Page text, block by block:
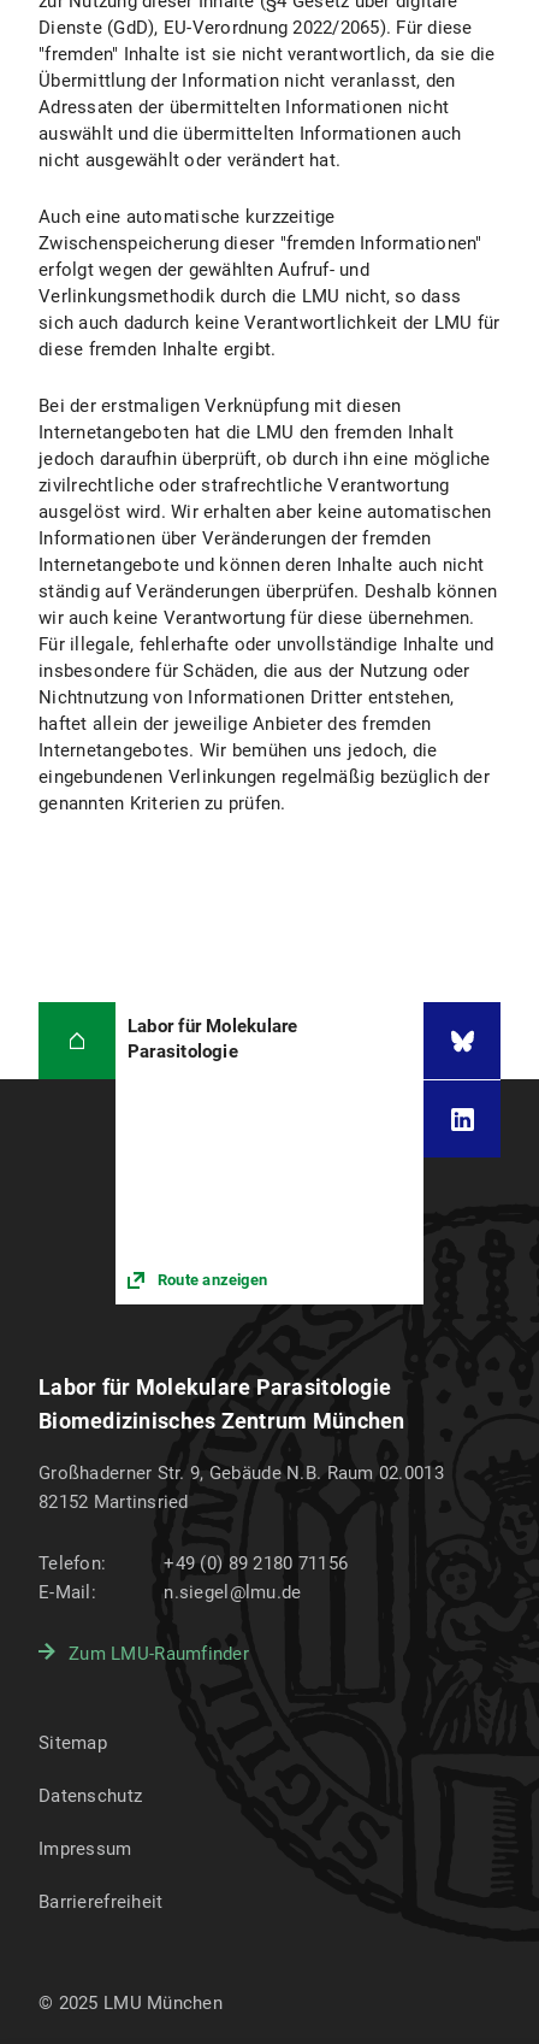
Dienste (GdD), EU-Verordnung 2022/2065). Für diese
"fremden" Inhalte ist sie nicht verantwortlich, da sie die
Übermittlung der Information nicht veranlasst, den
Adressaten der übermittelten Informationen nicht
auswählt und die übermittelten Informationen auch
nicht ausgewählt oder verändert hat.
Auch eine automatische kurzzeitige
Zwischenspeicherung dieser "fremden Informationen"
erfolgt wegen der gewählten Aufruf- und
Verlinkungsmethodik durch die LMU nicht, so dass
sich auch dadurch keine Verantwortlichkeit der LMU für
diese fremden Inhalte ergibt.
Bei der erstmaligen Verknüpfung mit diesen
Internetangeboten hat die LMU den fremden Inhalt
jedoch daraufhin überprüft, ob durch ihn eine mögliche
zivilrechtliche oder strafrechtliche Verantwortung
ausgelöst wird. Wir erhalten aber keine automatischen
Informationen über Veränderungen der fremden
Internetangebote und können deren Inhalte auch nicht
ständig auf Veränderungen überprüfen. Deshalb können
wir auch keine Verantwortung für diese übernehmen.
Für illegale, fehlerhafte oder unvollständige Inhalte und
insbesondere für Schäden, die aus der Nutzung oder
Nichtnutzung von Informationen Dritter entstehen,
haftet allein der jeweilige Anbieter des fremden
Internetangebotes. Wir bemühen uns jedoch, die
eingebundenen Verlinkungen regelmäßig bezüglich der
genannten Kriterien zu prüfen.
Labor für Molekulare
Parasitologie
Route anzeigen
Labor für Molekulare Parasitologie
Biomedizinisches Zentrum München
Großhaderner Str. 9, Gebäude N.B. Raum 02.0013
82152 Martinsried
Telefon:
+49 (0) 89 2180 71156
E-Mail:
n.siegel@lmu.de
Zum LMU-Raumfinder
Sitemap
Datenschutz
Impressum
Barrierefreiheit
© 2025 LMU München